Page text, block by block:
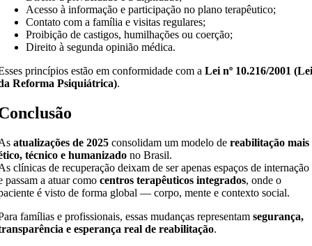
Acesso à informação e participação no plano terapêutico;
Contato com a família e visitas regulares;
Proibição de castigos, humilhações ou coerção;
Direito à segunda opinião médica.
princípios estão em conformidade com aLei nº 10.216/2001
Reforma Psiquiátrica).
atualizações de 2025 consolidam um modelo dereabilitação mais
técnico e humanizado no Brasil.
clínicas de recuperação deixam de ser apenas espaços de internação
passam a atuar comocentros terapêuticos integrados, onde o
é visto de forma global — corpo, mente e contexto social.
famílias e profissionais, essas mudanças representamsegurança,
e esperança real de reabilitação.